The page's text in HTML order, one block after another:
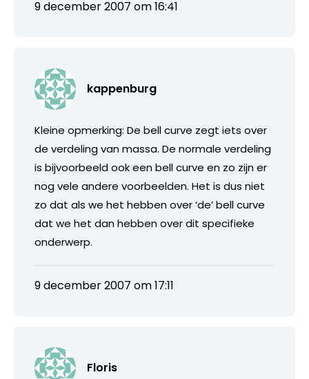
9 december 2007 om 16:41
kappenburg
Kleine opmerking: De bell curve zegt iets over
de verdeling van massa. De normale verdeling
is bijvoorbeeld ook een bell curve en zo zijn er
nog vele andere voorbeelden. Het is dus niet
zo dat als we het hebben over ‘de’ bell curve
dat we het dan hebben over dit specifieke
onderwerp.
9 december 2007 om 17:11
Floris